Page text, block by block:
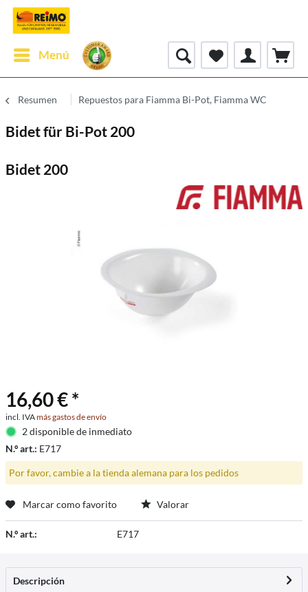
Menú
Resumen Repuestos para Fiamma Bi-Pot, Fiamma WC
Bidet für Bi-Pot 200
Bidet 200
16,60 € *
incl. IVAmás gastos de envío
2 disponible de inmediato
N.º art.: E717
Por favor, cambie a la tienda alemana para los pedidos
Marcar como favorito Valorar
N.º art.: E717
Descripción